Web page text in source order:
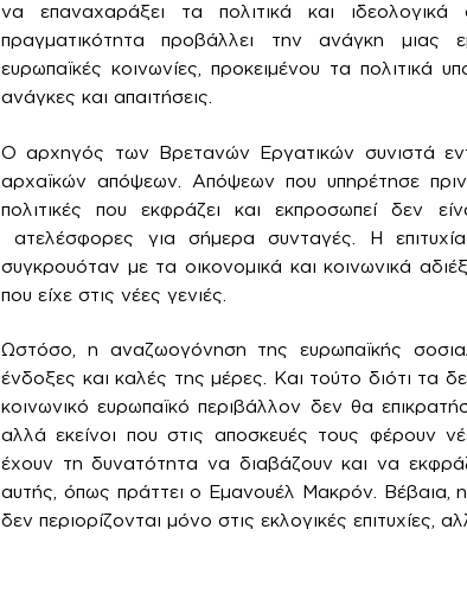
να επαναχαράξει τα πολιτικά και
πραγματικότητα προβάλλει την ανάγκη μιας
ευρωπαϊκές κοινωνίες, προκειμένου τα πολιτικά
ανάγκες και απαιτήσεις.
Ο αρχηγός των Βρετανών Εργατικών συνιστά
αρχαϊκών απόψεων. Απόψεων που υπηρέτησε
πολιτικές που εκφράζει και εκπροσωπεί δεν
ατελέσφορες για σήμερα συνταγές. Η
συγκρουόταν με τα οικονομικά και κοινωνικά
που είχε στις νέες γενιές.
Ωστόσο, η αναζωογόνηση της ευρωπαϊκής
ένδοξες και καλές της μέρες. Και τούτο διότι τα
κοινωνικό ευρωπαϊκό περιβάλλον δεν θα
αλλά εκείνοι που στις αποσκευές τους φέρουν
έχουν τη δυνατότητα να διαβάζουν και να
αυτής, όπως πράττει ο Εμανουέλ Μακρόν. Βέβαια, η
δεν περιορίζονται μόνο στις εκλογικές